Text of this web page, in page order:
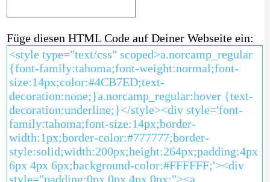
Füge diesen HTML Code auf Deiner Webseite ein: